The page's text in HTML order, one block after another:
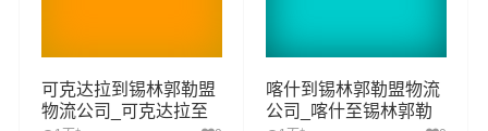
可克达拉到锡林郭勒盟
物流公司_可克达拉至
喀什到锡林郭勒盟物流
公司_喀什至锡林郭勒